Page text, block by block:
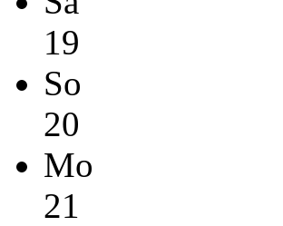
19
So
20
Mo
21